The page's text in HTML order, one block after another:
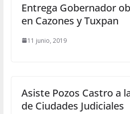
Entrega Gobernador
en Cazones y Tuxpan
11 junio, 2019
Asiste Pozos Castro a
de Ciudades Judiciales